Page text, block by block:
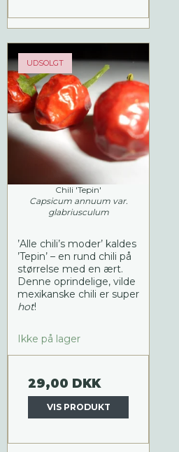
UDSOLGT
Chili 'Tepin'
Capsicum annuum var.
glabriusculum
’Alle chili’s moder’ kaldes
’Tepin’ – en rund chili på
størrelse med en ært.
Denne oprindelige, vilde
mexikanske chili er super
hot!
Ikke på lager
29,00 DKK
VIS PRODUKT